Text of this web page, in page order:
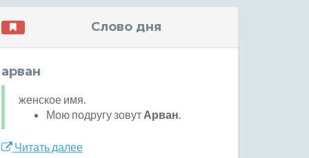
Слово дня
арван
женское имя.
Мою подругу зовут Арван.
Читать далее